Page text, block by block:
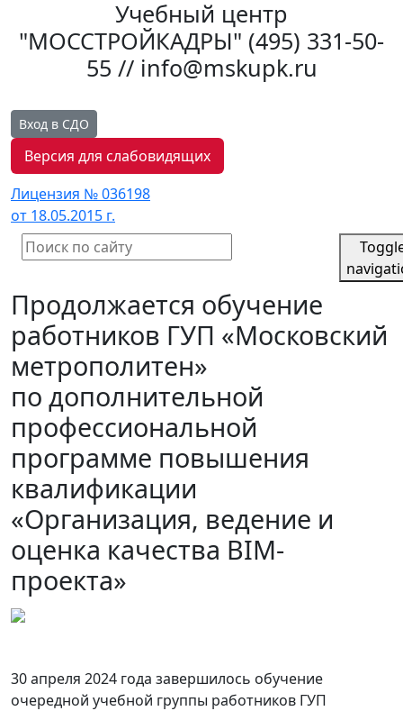
Учебный центр
"МОССТРОЙКАДРЫ" (495) 331-50-
55 // info@mskupk.ru
Вход в СДО
Версия для слабовидящих
Лицензия № 036198
от 18.05.2015 г.
Продолжается обучение
работников ГУП «Московский
метрополитен»
по дополнительной
профессиональной
программе повышения
квалификации
«Организация, ведение и
оценка качества BIM-
проекта»
30 апреля 2024 года завершилось обучение
очередной учебной группы работников ГУП